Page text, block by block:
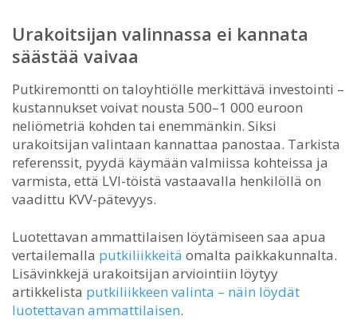
Urakoitsijan valinnassa ei kannata
säästää vaivaa
Putkiremontti on taloyhtiölle merkittävä investointi –
kustannukset voivat nousta 500–1 000 euroon
neliömetriä kohden tai enemmänkin. Siksi
urakoitsijan valintaan kannattaa panostaa. Tarkista
referenssit, pyydä käymään valmiissa kohteissa ja
varmista, että LVI-töistä vastaavalla henkilöllä on
vaadittu KVV-pätevyys.
Luotettavan ammattilaisen löytämiseen saa apua
vertailemalla putkiliikkeitä omalta paikkakunnalta.
Lisävinkkejä urakoitsijan arviointiin löytyy
artikkelista putkiliikkeen valinta – näin löydät
luotettavan ammattilaisen.